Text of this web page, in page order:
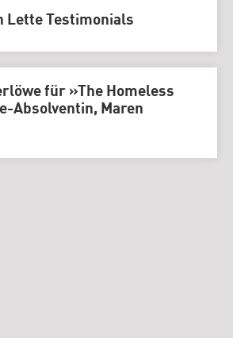
Lette Testimonials
für »The Homeless
Absolventin, Maren